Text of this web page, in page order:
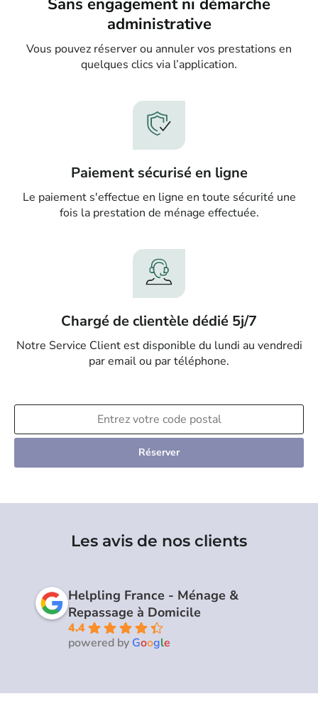
Sans engagement ni démarche
administrative
Vous pouvez réserver ou annuler vos prestations en
quelques clics via l’application.
Paiement sécurisé en ligne
Le paiement s'effectue en ligne en toute sécurité une
fois la prestation de ménage effectuée.
Chargé de clientèle dédié 5j/7
Notre Service Client est disponible du lundi au vendredi
par email ou par téléphone.
Réserver
Les avis de nos clients
Helpling France - Ménage &
Repassage à Domicile
4.4
powered by Google